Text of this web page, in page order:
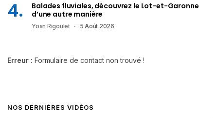
Balades fluviales, découvrez le Lot-et-Garonne
d’une autre manière
Yoan Rigoulet 5 Août 2026
Erreur : Formulaire de contact non trouvé !
NOS DERNIÈRES VIDÉOS